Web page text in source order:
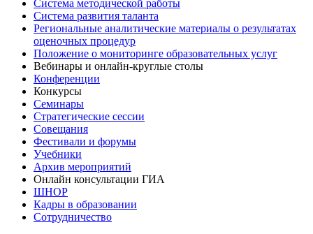
Система методической работы
Система развития таланта
Региональные аналитические материалы о результатах
оценочных процедур
Положение о мониторинге образовательных услуг
Вебинары и онлайн-круглые столы
Конференции
Конкурсы
Семинары
Стратегические сессии
Совещания
Фестивали и форумы
Учебники
Архив мероприятий
Онлайн консультации ГИА
ШНОР
Кадры в образовании
Сотрудничество